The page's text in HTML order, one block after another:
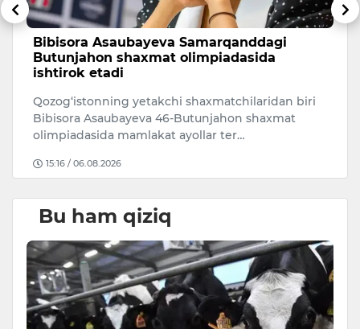
Bibisora Asaubayeva Samarqanddagi
Butunjahon shaxmat olimpiadasida
ishtirok etadi
Qozog‘istonning yetakchi shaxmatchilaridan biri
Bibisora Asaubayeva 46-Butunjahon shaxmat
olimpiadasida mamlakat ayollar ter…
15:16 / 06.08.2026
Bu ham qiziq